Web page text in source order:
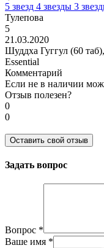
5 звезд 4 звезды 3
Тулепова
5
21.03.2020
Шуддха Гуггул (60
Essential
Комментарий
Если не в наличии
Отзыв полезен?
0
0
Оставить свой отзыв
Задать вопрос
Вопрос *
Ваше имя *